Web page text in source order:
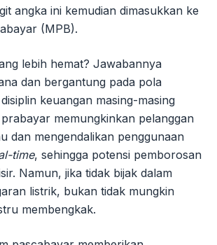
angka ini kemudian dimasukkan ke
(MPB).
lebih hemat? Jawabannya
dan bergantung pada pola
keuangan masing-masing
memungkinkan pelanggan
dan mengendalikan penggunaan
time, sehingga potensi pemborosan
Namun, jika tidak bijak dalam
listrik, bukan tidak mungkin
membengkak.